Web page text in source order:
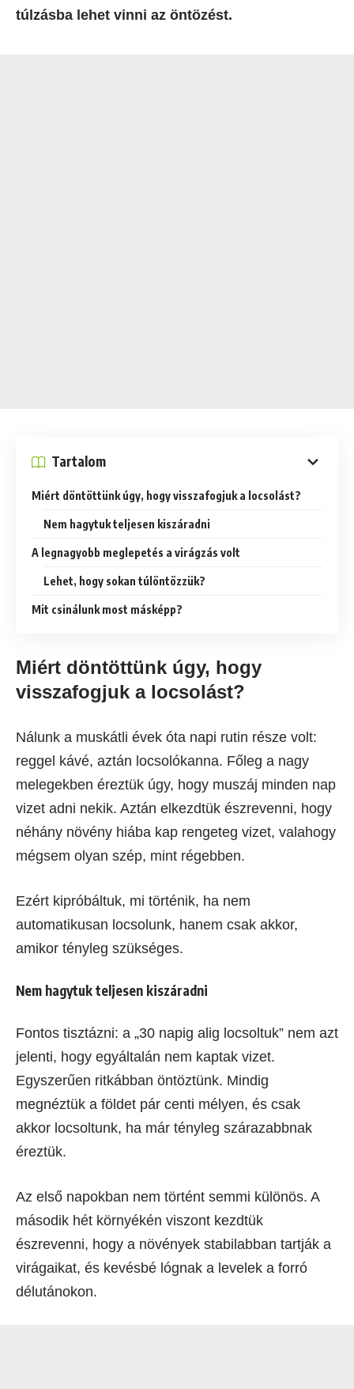
túlzásba lehet vinni az öntözést.
Tartalom
Miért döntöttünk úgy, hogy visszafogjuk a locsolást?
Nem hagytuk teljesen kiszáradni
A legnagyobb meglepetés a virágzás volt
Lehet, hogy sokan túlöntözzük?
Mit csinálunk most másképp?
Miért döntöttünk úgy, hogy
visszafogjuk a locsolást?
Nálunk a muskátli évek óta napi rutin része volt:
reggel kávé, aztán locsolókanna. Főleg a nagy
melegekben éreztük úgy, hogy muszáj minden nap
vizet adni nekik. Aztán elkezdtük észrevenni, hogy
néhány növény hiába kap rengeteg vizet, valahogy
mégsem olyan szép, mint régebben.
Ezért kipróbáltuk, mi történik, ha nem
automatikusan locsolunk, hanem csak akkor,
amikor tényleg szükséges.
Nem hagytuk teljesen kiszáradni
Fontos tisztázni: a „30 napig alig locsoltuk” nem azt
jelenti, hogy egyáltalán nem kaptak vizet.
Egyszerűen ritkábban öntöztünk. Mindig
megnéztük a földet pár centi mélyen, és csak
akkor locsoltunk, ha már tényleg szárazabbnak
éreztük.
Az első napokban nem történt semmi különös. A
második hét környékén viszont kezdtük
észrevenni, hogy a növények stabilabban tartják a
virágaikat, és kevésbé lógnak a levelek a forró
délutánokon.